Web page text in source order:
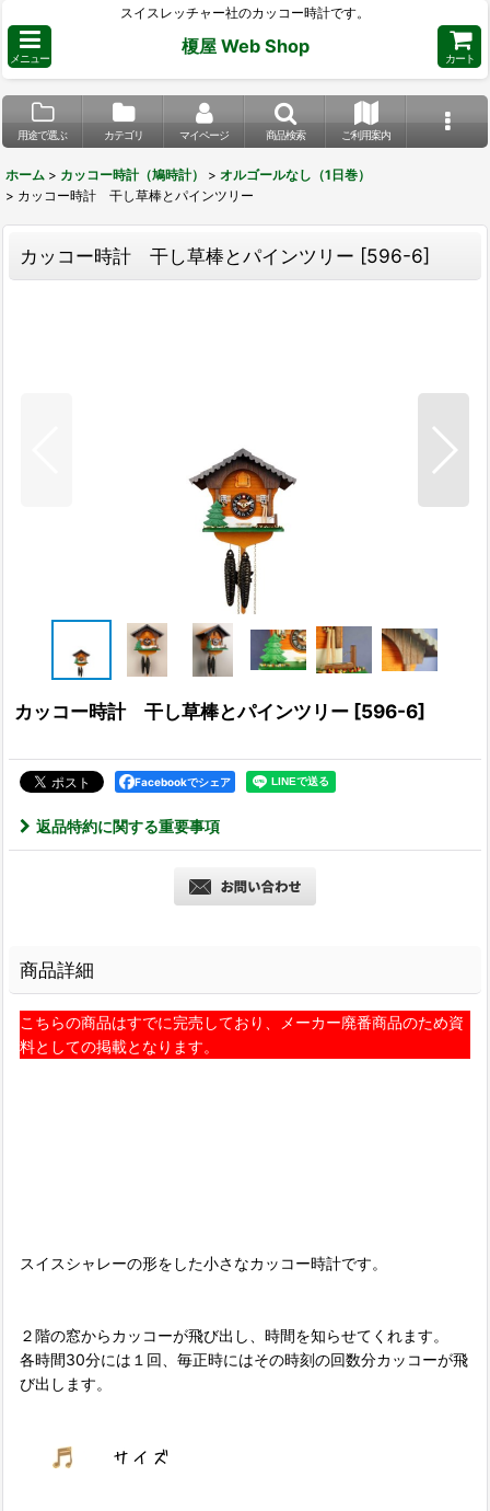
スイスレッチャー社のカッコー時計です。
メニュー
榎屋 Web Shop
カート
用途で選ぶ カテゴリ マイページ 商品検索 ご利用案内
ホーム > カッコー時計（鳩時計） > オルゴールなし（1日巻）
> カッコー時計 干し草棒とパインツリー
カッコー時計 干し草棒とパインツリー [596-6]
カッコー時計 干し草棒とパインツリー [596-6]
Facebookでシェア
返品特約に関する重要事項
商品詳細
こちらの商品はすでに完売しており、メーカー廃番商品のため資
料としての掲載となります。
スイスシャレーの形をした小さなカッコー時計です。
２階の窓からカッコーが飛び出し、時間を知らせてくれます。
各時間30分には１回、毎正時にはその時刻の回数分カッコーが飛
び出します。